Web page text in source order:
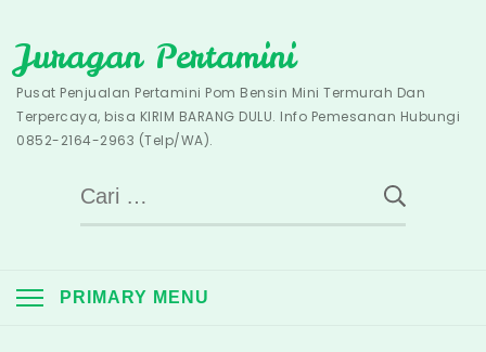
to
content
Juragan Pertamini
Pusat Penjualan Pertamini Pom Bensin Mini Termurah Dan
Terpercaya, bisa KIRIM BARANG DULU. Info Pemesanan Hubungi
0852-2164-2963 (Telp/WA).
Cari
untuk:
PRIMARY MENU